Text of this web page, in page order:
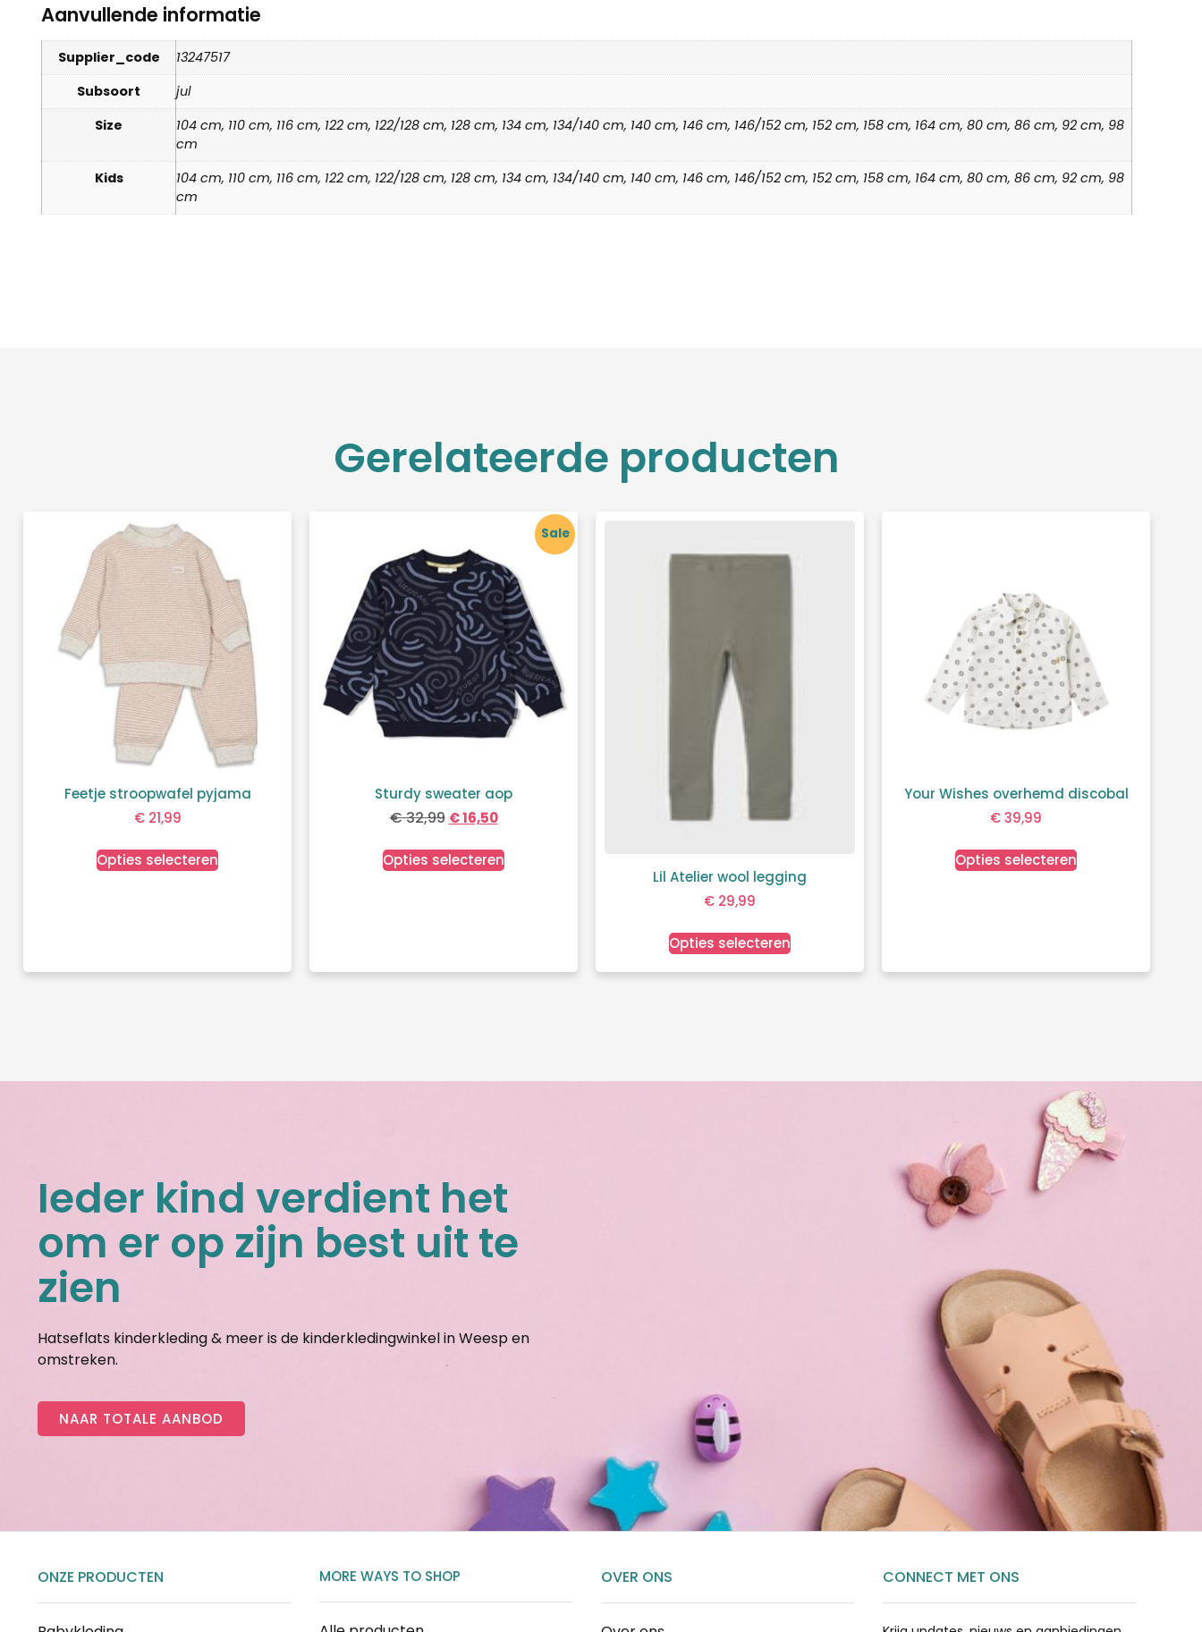
Aanvullende informatie
Supplier_code
13247517
Subsoort
jul
Size
104 cm, 110 cm, 116 cm, 122 cm, 122/128 cm, 128 cm, 134 cm, 134/140 cm, 140 cm, 146 cm, 146/152 cm, 152 cm, 158 cm, 164 cm, 80 cm, 86 cm, 92 cm, 98
cm
Kids
104 cm, 110 cm, 116 cm, 122 cm, 122/128 cm, 128 cm, 134 cm, 134/140 cm, 140 cm, 146 cm, 146/152 cm, 152 cm, 158 cm, 164 cm, 80 cm, 86 cm, 92 cm, 98
cm
Gerelateerde producten
Feetje stroopwafel pyjama
€21,99
Opties selecteren
Sale
Sturdy sweater aop
€32,99 €16,50
Opties selecteren
Lil Atelier wool legging
€ 29,99
Opties selecteren
Your Wishes overhemd discobal
€39,99
Opties selecteren
Ieder kind verdient het
om er op zijn best uit te
zien
Hatseflats kinderkleding & meer is de kinderkledingwinkel in Weesp en
omstreken.
NAAR TOTALE AANBOD
ONZE PRODUCTEN MORE WAYS TO SHOP OVER ONS CONNECT MET ONS